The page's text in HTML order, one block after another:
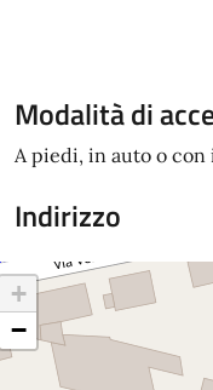
Modalità di
A piedi, in auto o
Indirizzo
+
−